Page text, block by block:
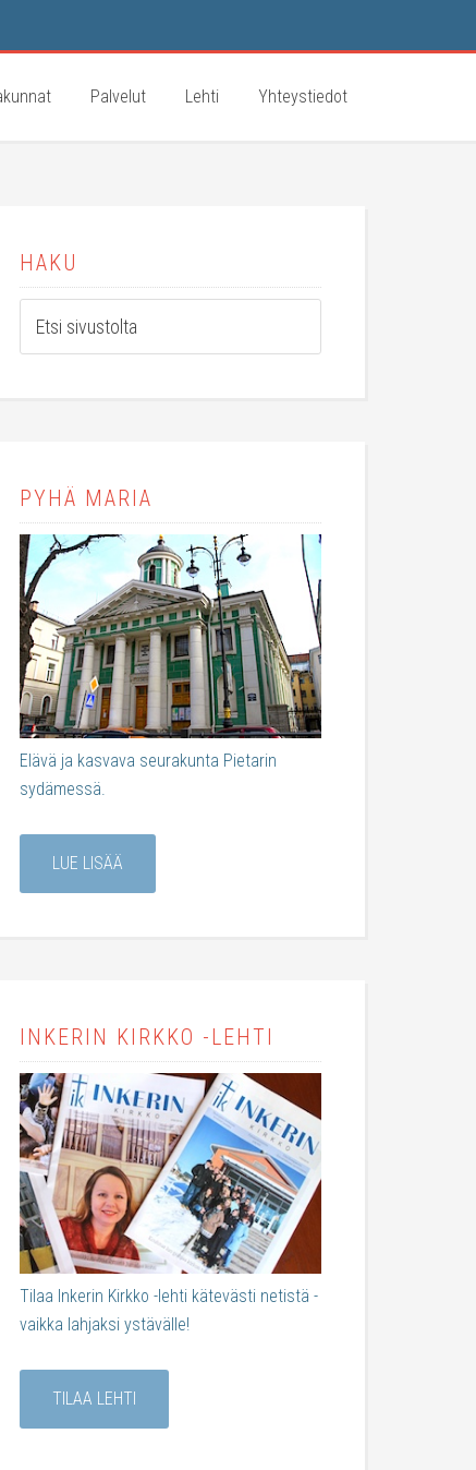
Palvelut Lehti Yhteystiedot
HAKU
PYHÄ MARIA
Elävä ja kasvava seurakunta Pietarin
sydämessä.
LUE LISÄÄ
INKERIN KIRKKO -LEHTI
Tilaa Inkerin Kirkko -lehti kätevästi netistä -
vaikka lahjaksi ystävälle!
TILAA LEHTI